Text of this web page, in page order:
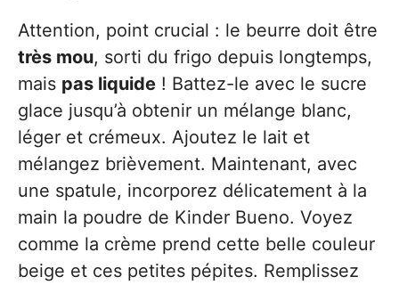
Attention, point crucial : le beurre doit être
très mou, sorti du frigo depuis longtemps,
mais pas liquide ! Battez-le avec le sucre
glace jusqu’à obtenir un mélange blanc,
léger et crémeux. Ajoutez le lait et
mélangez brièvement. Maintenant, avec
une spatule, incorporez délicatement à la
main la poudre de Kinder Bueno. Voyez
comme la crème prend cette belle couleur
beige et ces petites pépites. Remplissez